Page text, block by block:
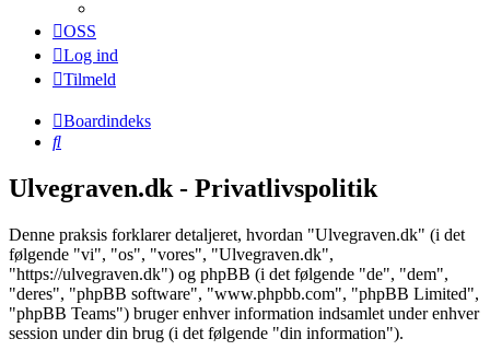
OSS
Log ind
Tilmeld
Boardindeks
Søg
Ulvegraven.dk - Privatlivspolitik
Denne praksis forklarer detaljeret, hvordan "Ulvegraven.dk" (i det
følgende "vi", "os", "vores", "Ulvegraven.dk",
"https://ulvegraven.dk") og phpBB (i det følgende "de", "dem",
"deres", "phpBB software", "www.phpbb.com", "phpBB Limited",
"phpBB Teams") bruger enhver information indsamlet under enhver
session under din brug (i det følgende "din information").